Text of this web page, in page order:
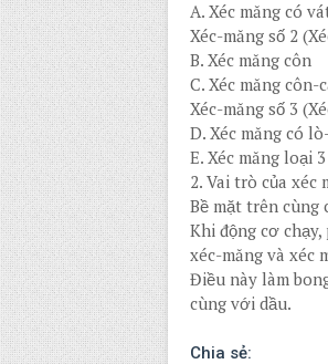
A. Xéc măng có
Xéc-măng số 2
B. Xéc măng côn
C. Xéc măng
Xéc-măng số 3
D. Xéc măng có
E. Xéc măng loại
2. Vai trò của xéc
Bề mặt trên cùng
Khi động cơ
xéc-măng và xéc
Điều này làm
cùng với dầu.
Chia sẻ: